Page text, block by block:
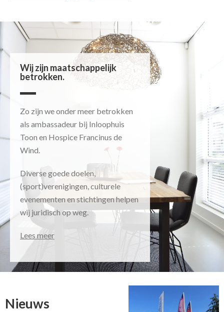
Wij zijn maatschappelijk
betrokken.
Zo zijn we onder meer betrokken
als ambassadeur bij Inloophuis
Toon en Hospice Francinus de
Wind.
Diverse goede doelen,
(sport)verenigingen, culturele
evenementen en stichtingen helpen
wij juridisch op weg.
Lees meer
Nieuws